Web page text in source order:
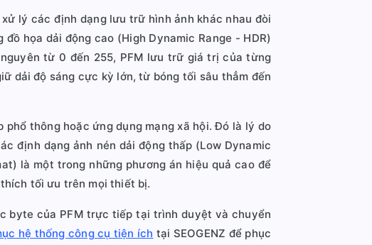
lý các định dạng lưu trữ hình ảnh khác nhau đòi
họa dải động cao (High Dynamic Range - HDR)
từ 0 đến 255, PFM lưu trữ giá trị của từng
dải độ sáng cực kỳ lớn, từ bóng tối sâu thẳm đến
thông hoặc ứng dụng mạng xã hội. Đó là lý do
định dạng ảnh nén dải động thấp (Low Dynamic
là một trong những phương án hiệu quả cao để
tối ưu trên mọi thiết bị.
byte của PFM trực tiếp tại trình duyệt và chuyển
hệ thống công cụ tiện ích tại SEOGENZ để phục